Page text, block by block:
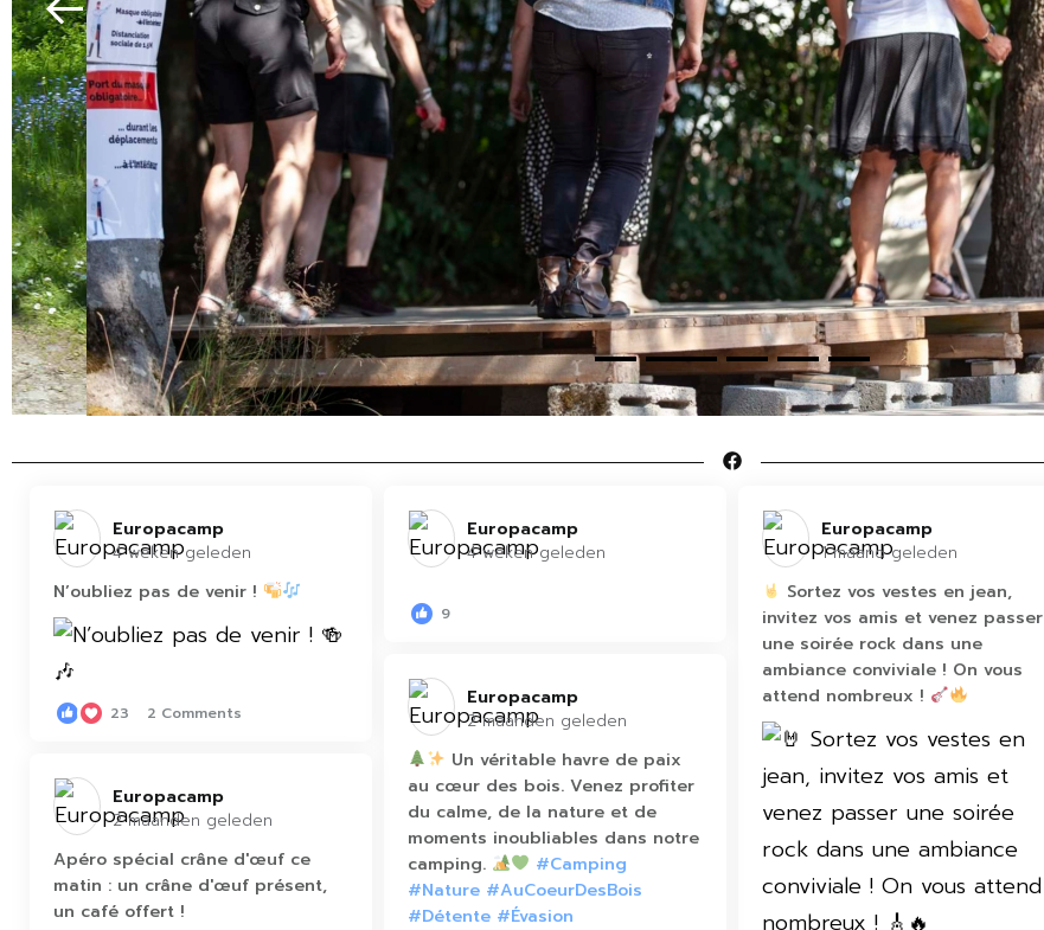
Europacamp️
4 weken geleden
N’oubliez pas de venir !
23 2 Comments
Europacamp️
4 weken geleden
9
Europacamp️
1 maand geleden
Sortez vos vestes en jean,
invitez vos amis et venez passer
une soirée rock dans une
ambiance conviviale ! On vous
attend nombreux !
Europacamp️
2 maanden geleden
Un véritable havre de paix
au cœur des bois. Venez profiter
du calme, de la nature et de
moments inoubliables dans notre
camping.
#Camping
#Nature #AuCoeurDesBois
#Détente #Évasion
Europacamp️
2 maanden geleden
Apéro spécial crâne d'œuf ce
matin : un crâne d'œuf présent,
un café offert !